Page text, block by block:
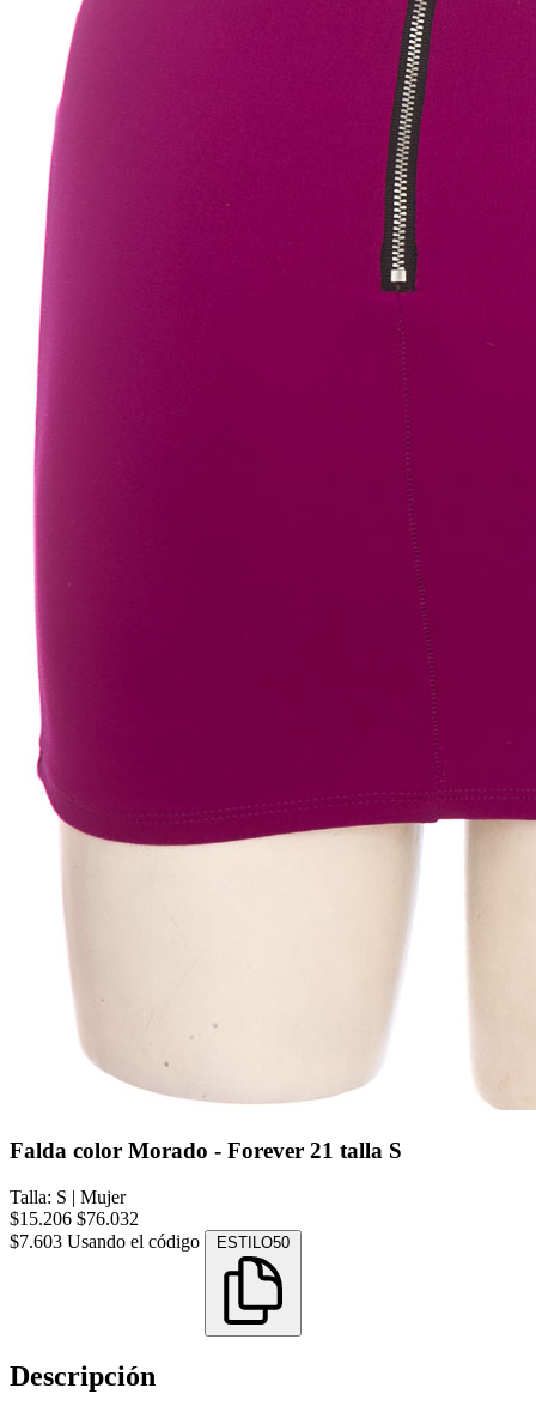
Falda color Morado - Forever 21 talla S
Talla: S | Mujer
$15.206 $76.032
$7.603 Usando el código ESTILO50
Descripción